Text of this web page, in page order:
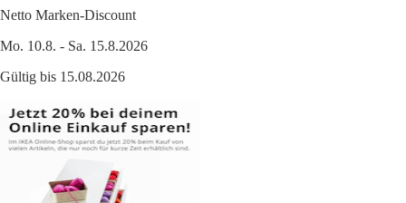
Netto Marken-Discount
Mo. 10.8. - Sa. 15.8.2026
Gültig bis 15.08.2026